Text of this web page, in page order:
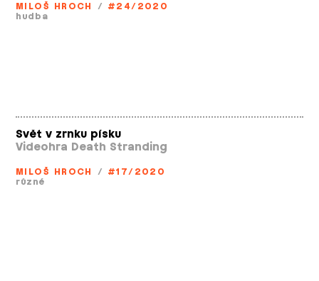
MILOŠ HROCH / #24/2020
hudba
Svět v zrnku písku
Videohra Death Stranding
MILOŠ HROCH / #17/2020
různé